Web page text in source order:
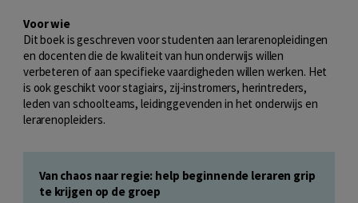
Voor wie
Dit boek is geschreven voor studenten aan lerarenopleidingen
en docenten die de kwaliteit van hun onderwijs willen
verbeteren of aan specifieke vaardigheden willen werken. Het
is ook geschikt voor stagiairs, zij-instromers, herintreders,
leden van schoolteams, leidinggevenden in het onderwijs en
lerarenopleiders.
Van chaos naar regie: help beginnende leraren grip
te krijgen op de groep